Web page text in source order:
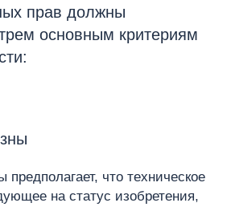
прав должны
основным критериям
предполагает, что техническое
на статус изобретения,